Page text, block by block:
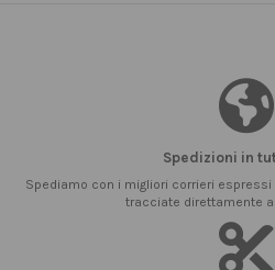
Spedizioni in
Spediamo con i migliori corrieri
tracciate direttamente